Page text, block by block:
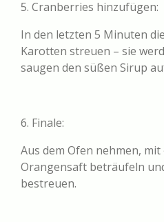
5. Cranberries hinzufügen:
In den letzten 5 Minuten
Karotten streuen – sie
saugen den süßen Sirup
6. Finale:
Aus dem Ofen nehmen,
Orangensaft beträufeln
bestreuen.